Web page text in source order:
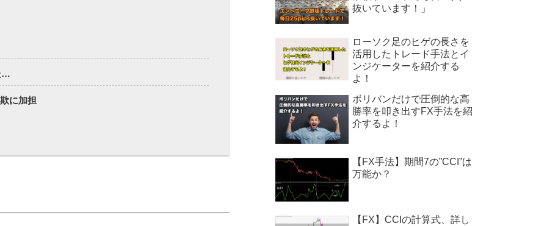
…
に加担
抜いています！」
ローソク足のヒゲの長さを
活用したトレード手法とイ
ンジケーターを紹介する
よ！
ボリバンだけで圧倒的な高
勝率を叩き出すFX手法を紹
介するよ！
【FX手法】期間7の”CCI”は
万能か？
【FX】CCIの計算式、詳し